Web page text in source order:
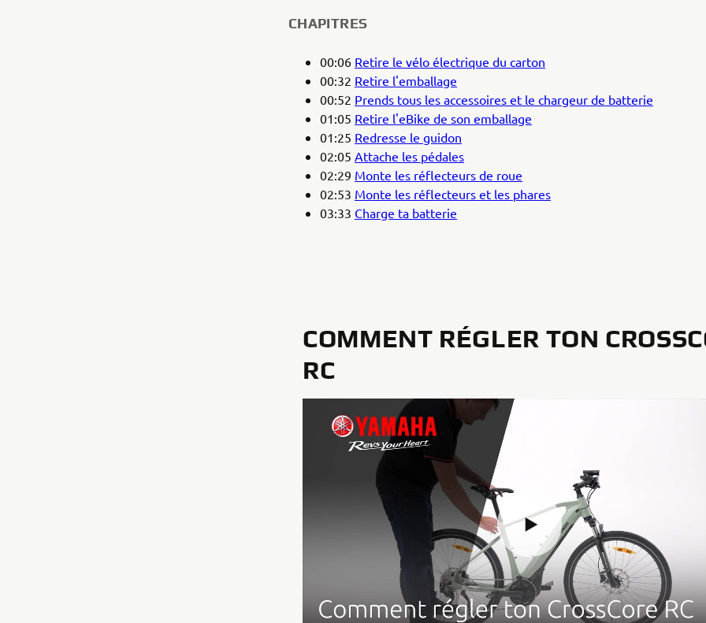
CHAPITRES
00:06 Retire le vélo électrique du carton
00:32 Retire l'emballage
00:52 Prends tous les accessoires et le chargeur de batterie
01:05 Retire l'eBike de son emballage
01:25 Redresse le guidon
02:05 Attache les pédales
02:29 Monte les réflecteurs de roue
02:53 Monte les réflecteurs et les phares
03:33 Charge ta batterie
COMMENT RÉGLER TON
RC